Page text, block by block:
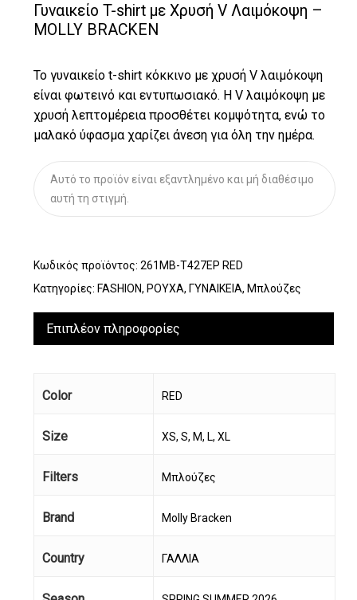
Γυναικείο T-shirt με Χρυσή V Λαιμόκοψη –
MOLLY BRACKEN
Το γυναικείο t-shirt κόκκινο με χρυσή V λαιμόκοψη
είναι φωτεινό και εντυπωσιακό. Η V λαιμόκοψη με
χρυσή λεπτομέρεια προσθέτει κομψότητα, ενώ το
μαλακό ύφασμα χαρίζει άνεση για όλη την ημέρα.
Αυτό το προϊόν είναι εξαντλημένο και μή διαθέσιμο
αυτή τη στιγμή.
Κωδικός προϊόντος: 261MB-T427EP RED
Κατηγορίες: FASHION, ΡΟΥΧΑ, ΓΥΝΑΙΚΕΙΑ, Μπλούζες
Επιπλέον πληροφορίες
Color RED
Size XS, S, M, L, XL
Filters Μπλούζες
Brand Molly Bracken
Country ΓΑΛΛΙΑ